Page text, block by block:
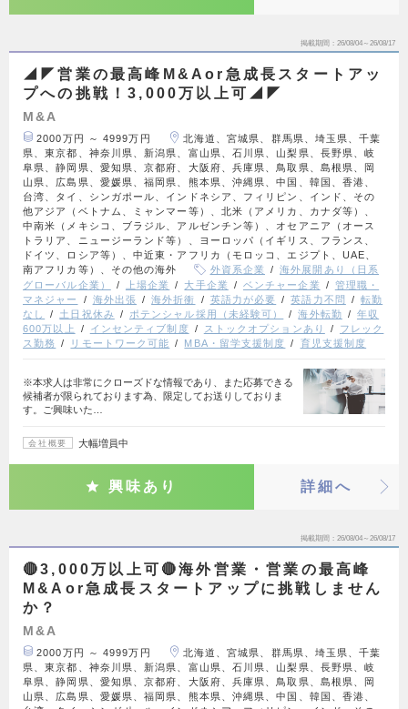
掲載期間 26/08/04～26/08/17
◢◤営業の最高峰M&Aor急成長スタートアッ
プへの挑戦！3,000万以上可◢◤
M&A
2000万円 ～ 4999万円
北海道、宮城県、群馬県、埼玉県、千葉
県、東京都、神奈川県、新潟県、富山県、石川県、山梨県、長野県、岐
阜県、静岡県、愛知県、京都府、大阪府、兵庫県、鳥取県、島根県、岡
山県、広島県、愛媛県、福岡県、熊本県、沖縄県、中国、韓国、香港、
台湾、タイ、シンガポール、インドネシア、フィリピン、インド、その
他アジア（ベトナム、ミャンマー等）、北米（アメリカ、カナダ等）、
中南米（メキシコ、ブラジル、アルゼンチン等）、オセアニア（オース
トラリア、ニュージーランド等）、ヨーロッパ（イギリス、フランス、
ドイツ、ロシア等）、中近東・アフリカ（モロッコ、エジプト、UAE、
南アフリカ等）、その他の海外
外資系企業
海外展開あり（日系
グローバル企業）
上場企業 大手企業 ベンチャー企業
管理職・
マネジャー
海外出張 海外折衝 英語力が必要 英語力不問
転勤
なし
土日祝休み ポテンシャル採用（未経験可） 海外転勤
年収
600万以上
インセンティブ制度 ストックオプションあり
フレック
ス勤務
リモートワーク可能 MBA・留学支援制度 育児支援制度
※本求人は非常にクローズドな情報であり、また応募できる
候補者が限られております為、限定してお送りしておりま
す。ご興味いた…
会社概要 大幅増員中
興味あり 詳細へ
掲載期間 26/08/04～26/08/17
🔴3,000万以上可🔴海外営業・営業の最高峰
M&Aor急成長スタートアップに挑戦しません
か？
M&A
2000万円 ～ 4999万円
北海道、宮城県、群馬県、埼玉県、千葉
県、東京都、神奈川県、新潟県、富山県、石川県、山梨県、長野県、岐
阜県、静岡県、愛知県、京都府、大阪府、兵庫県、鳥取県、島根県、岡
山県、広島県、愛媛県、福岡県、熊本県、沖縄県、中国、韓国、香港、